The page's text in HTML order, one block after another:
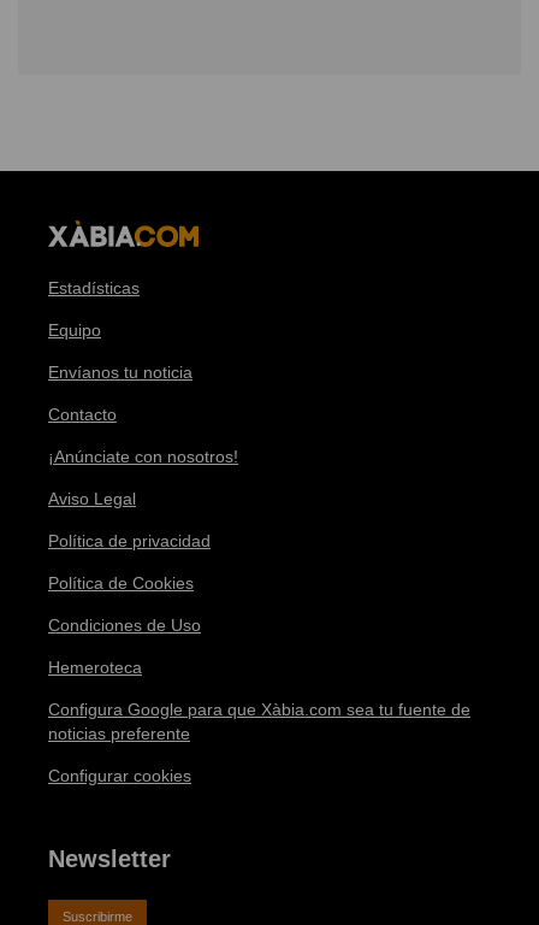
Estadísticas
Equipo
Envíanos tu noticia
Contacto
¡Anúnciate con nosotros!
Aviso Legal
Política de privacidad
Política de Cookies
Condiciones de Uso
Hemeroteca
Configura Google para que Xàbia.com sea tu fuente de
noticias preferente
Configurar cookies
Newsletter
Suscribirme